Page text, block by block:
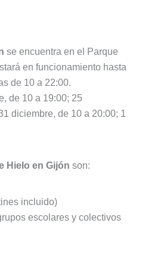
se encuentra en el Parque
en funcionamiento hasta
de 10 a 22:00.
de 10 a 19:00; 25
diciembre, de 10 a 20:00; 1
Hielo en Gijón son:
incluido)
escolares y colectivos